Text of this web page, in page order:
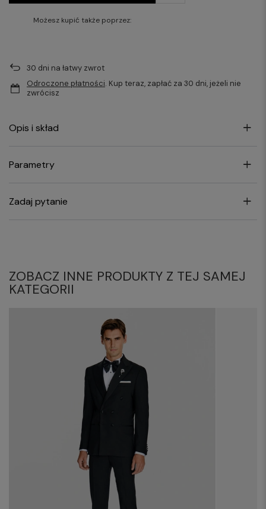
Możesz kupić także poprzez:
30 dni na łatwy zwrot
Odroczone płatności. Kup teraz, zapłać za 30 dni, jeżeli nie
zwrócisz
Opis i skład
Parametry
Zadaj pytanie
ZOBACZ INNE PRODUKTY Z TEJ SAMEJ
KATEGORII